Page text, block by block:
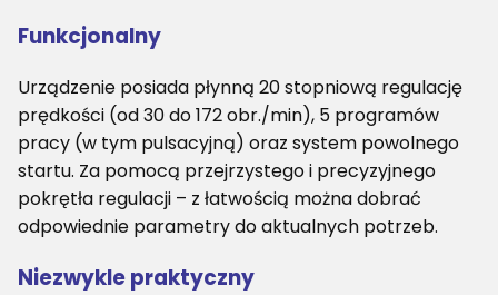
Funkcjonalny
Urządzenie posiada płynną 20 stopniową regulację
prędkości (od 30 do 172 obr./min), 5 programów
pracy (w tym pulsacyjną) oraz system powolnego
startu. Za pomocą przejrzystego i precyzyjnego
pokrętła regulacji – z łatwością można dobrać
odpowiednie parametry do aktualnych potrzeb.
Niezwykle praktyczny